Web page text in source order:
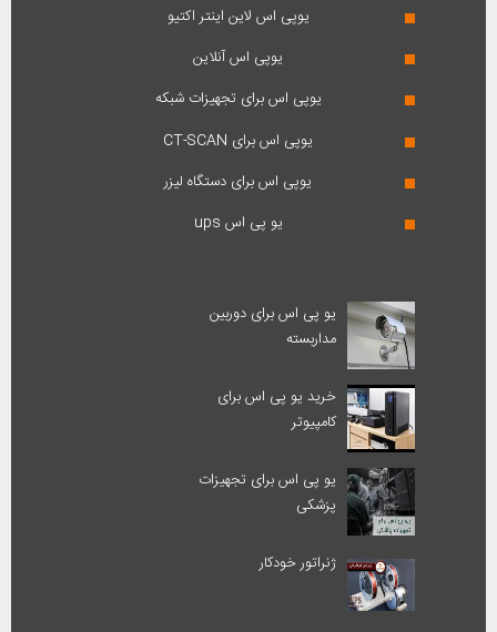
یوپی اس لاین اینتر اکتیو
یوپی اس آنلاین
یوپی اس برای تجهیزات شبکه
یوپی اس برای CT-SCAN
یوپی اس برای دستگاه لیزر
یو پی اس ups
یو پی اس برای دوربین
مداربسته
خرید یو پی اس برای
کامپیوتر
یو پی اس برای تجهیزات
پزشکی
ژنراتور خودکار